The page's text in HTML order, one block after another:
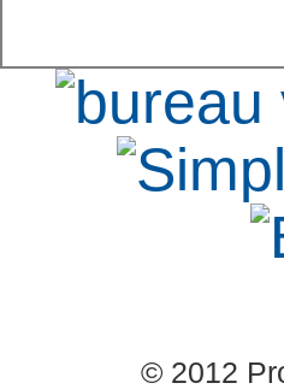
© 2012